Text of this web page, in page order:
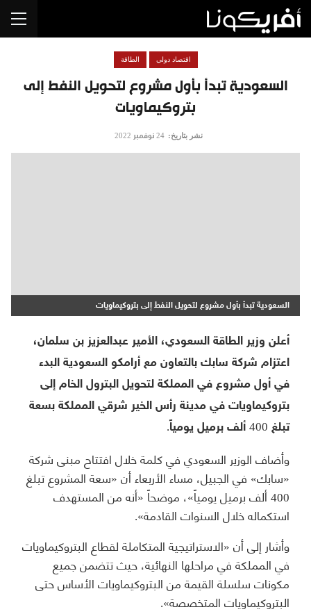
السعودية تبدأ بأول مشروع لتحويل النفط إلى
بتروكيماويات
اقتصاد دولي الطاقة
نشر بتاريخ: 24 نوفمبر 2022
السعودية تبدأ بأول مشروع لتحويل النفط إلى بتروكيماويات
أعلن وزير الطاقة السعودي، الأمير عبدالعزيز بن سلمان،
اعتزام شركة سابك بالتعاون مع أرامكو السعودية البدء
في أول مشروع في المملكة لتحويل البترول الخام إلى
بتروكيماويات في مدينة رأس الخير شرقي المملكة بسعة
تبلغ 400 ألف برميل يومياً.
وأضاف الوزير السعودي في كلمة خلال افتتاح مبنى شركة
«سابك» في الجبيل، مساء الأربعاء أن «سعة المشروع تبلغ
400 ألف برميل يومياً»، موضحاً «أنه من المستهدف
استكماله خلال السنوات القادمة».
وأشار إلى أن «الاستراتيجية المتكاملة لقطاع البتروكيماويات
في المملكة في مراحلها النهائية، حيث تتضمن جميع
مكونات سلسلة القيمة من البتروكيماويات الأساس حتى
البتروكيماويات المتخصصة».